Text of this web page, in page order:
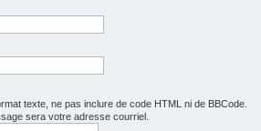
texte, ne pas inclure de code HTML ni de BBCode.
sera votre adresse courriel.